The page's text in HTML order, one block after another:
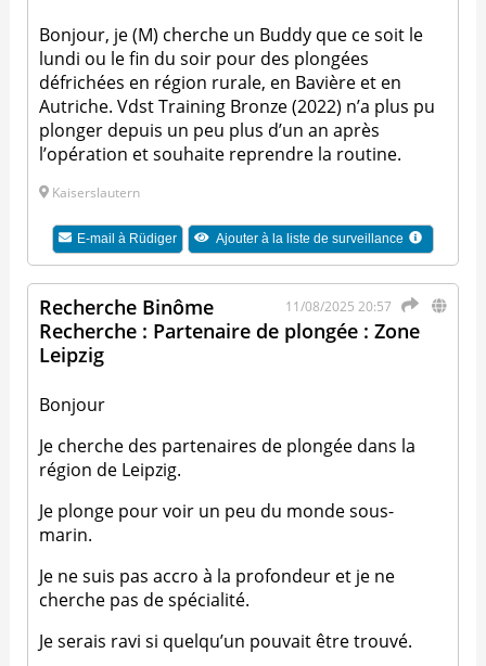
Bonjour, je (M) cherche un Buddy que ce soit le
lundi ou le fin du soir pour des plongées
défrichées en région rurale, en Bavière et en
Autriche. Vdst Training Bronze (2022) n’a plus pu
plonger depuis un peu plus d’un an après
l’opération et souhaite reprendre la routine.
Kaiserslautern
E-mail à Rüdiger Ajouter à la liste de surveillance
11/08/2025 20:57
Recherche Binôme
Recherche : Partenaire de plongée : Zone
Leipzig
Bonjour
Je cherche des partenaires de plongée dans la
région de Leipzig.
Je plonge pour voir un peu du monde sous-
marin.
Je ne suis pas accro à la profondeur et je ne
cherche pas de spécialité.
Je serais ravi si quelqu’un pouvait être trouvé.